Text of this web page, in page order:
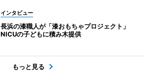
インタビュー
長浜の漆職人が「漆おもちゃプロジェクト」
NICUの子どもに積み木提供
もっと見る